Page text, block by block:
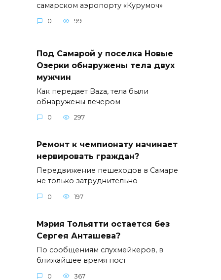
самарском аэропорту «Курумоч»
0 99
Под Самарой у поселка Новые
Озерки обнаружены тела двух
мужчин
Как передает Baza, тела были
обнаружены вечером
0 297
Ремонт к чемпионату начинает
нервировать граждан?
Передвижение пешеходов в Самаре
не только затруднительно
0 197
Мэрия Тольятти остается без
Сергея Анташева?
По сообщениям слухмейкеров, в
ближайшее время пост
0 367